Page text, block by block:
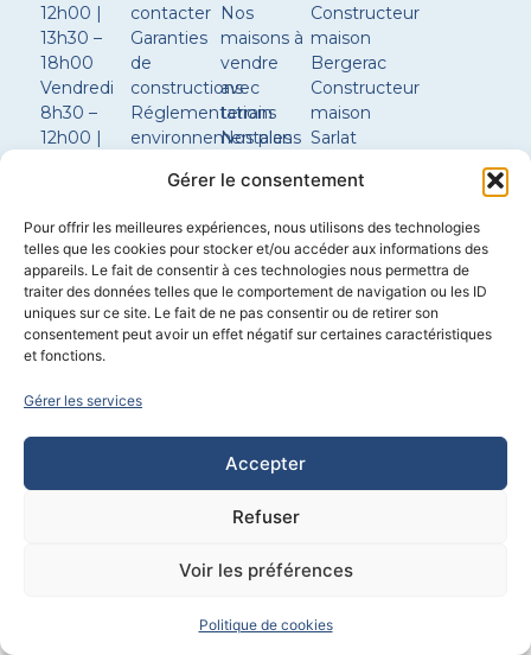
Gérer le consentement
Pour offrir les meilleures expériences, nous utilisons des technologies
telles que les cookies pour stocker et/ou accéder aux informations des
appareils. Le fait de consentir à ces technologies nous permettra de
traiter des données telles que le comportement de navigation ou les ID
uniques sur ce site. Le fait de ne pas consentir ou de retirer son
consentement peut avoir un effet négatif sur certaines caractéristiques
et fonctions.
Gérer les services
Accepter
Refuser
Voir les préférences
Politique de cookies
12h00 |
13h30 –
18h00
Vendredi
8h30 –
12h00 |
Samedi
sur
rendez-
vous
contacter
Garanties
de
constructions
Réglementations
environnementales
Nos
maisons à
vendre
avec
terrain
Nos plans
Configurer
maison
Constructeur
maison
Bergerac
Constructeur
maison
Sarlat
maison
Constructeur
maison
Brantôme
Propulsé parCYL&COM